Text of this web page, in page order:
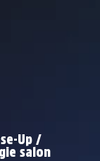
Up /
salon